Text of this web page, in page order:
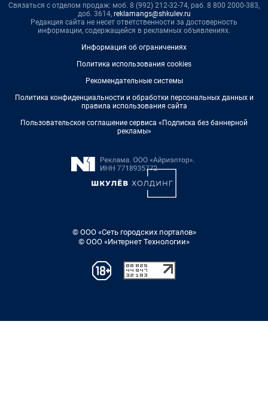
Связаться с отделом продаж: моб. 8 (992) 212-32-74, раб. 8 800 2000-383,
доб. 3614, reklamangs@shkulev.ru
Редакция сайта не несет ответственности за достоверность
информации, содержащейся в рекламных объявлениях.
Информация об ограничениях
Политика использования cookies
Рекомендательные системы
Политика конфиденциальности и обработки персональных данных и
правила использования сайта
Пользовательское соглашение сервиса «Подписка без баннерной
рекламы»
© ООО «Сеть городских порталов»
© ООО «Интернет Технологии»